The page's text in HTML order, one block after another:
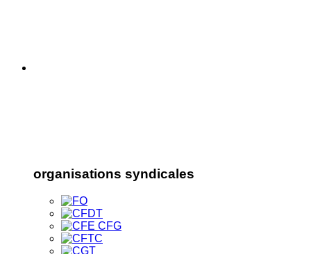
organisations syndicales